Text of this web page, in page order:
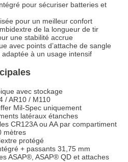
pour sécuriser batteries et
pour un meilleur confort
de la longueur de tir
une stabilité accrue
avec points d’attache de sangle
à un usage intensif
avec stockage
/ AR10 / M110
Mil-Spec uniquement
latéraux étanches
CR123A ou AA par compartiment
mètres
protégé
+ passants 31,75 mm
ASAP®, ASAP® QD et attaches